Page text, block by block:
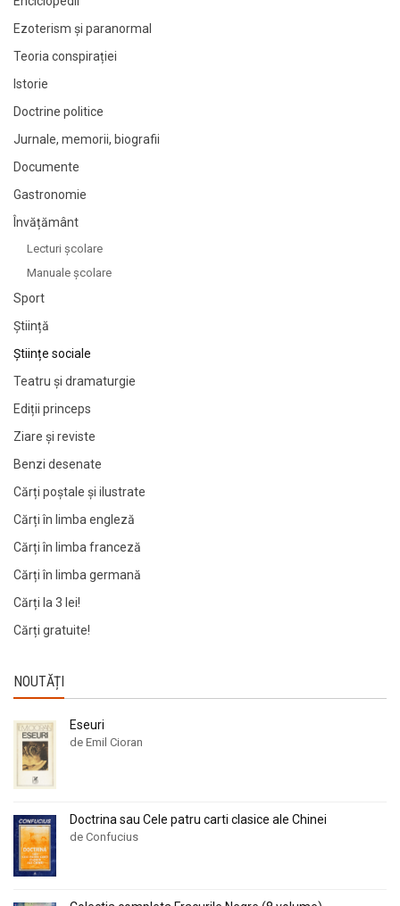
Ezoterism și paranormal
Teoria conspirației
Istorie
Doctrine politice
Jurnale, memorii, biografii
Documente
Gastronomie
Învățământ
Lecturi şcolare
Manuale şcolare
Sport
Știință
Științe sociale
Teatru și dramaturgie
Ediții princeps
Ziare şi reviste
Benzi desenate
Cărți poștale și ilustrate
Cărți în limba engleză
Cărți în limba franceză
Cărți în limba germană
Cărți la 3 lei!
Cărți gratuite!
NOUTĂȚI
Eseuri
de Emil Cioran
Doctrina sau Cele patru carti clasice ale Chinei
de Confucius